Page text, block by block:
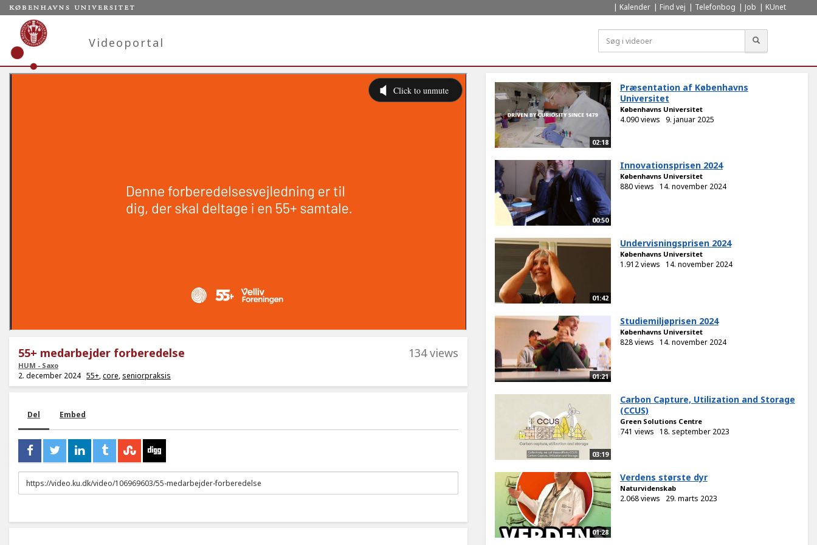
Kalender Find vej Telefonbog Job KUnet
Videoportal
55+ medarbejder forberedelse
HUM - Saxo
134 views
2. december 2024 55+,core, seniorpraksis
Del Embed
URL
to
02:18
Præsentation af Københavns
Universitet
Københavns Universitet
4.090 views 9. januar 2025
00:50
Innovationsprisen 2024
Københavns Universitet
880 views 14. november 2024
01:42
Undervisningsprisen 2024
Københavns Universitet
1.912 views 14. november 2024
01:21
Studiemiljøprisen 2024
Københavns Universitet
828 views 14. november 2024
03:19
Carbon Capture, Utilization and Storage
(CCUS)
Green Solutions Centre
741 views 18. september 2023
01:28
Verdens største dyr
Naturvidenskab
2.068 views 29. marts 2023